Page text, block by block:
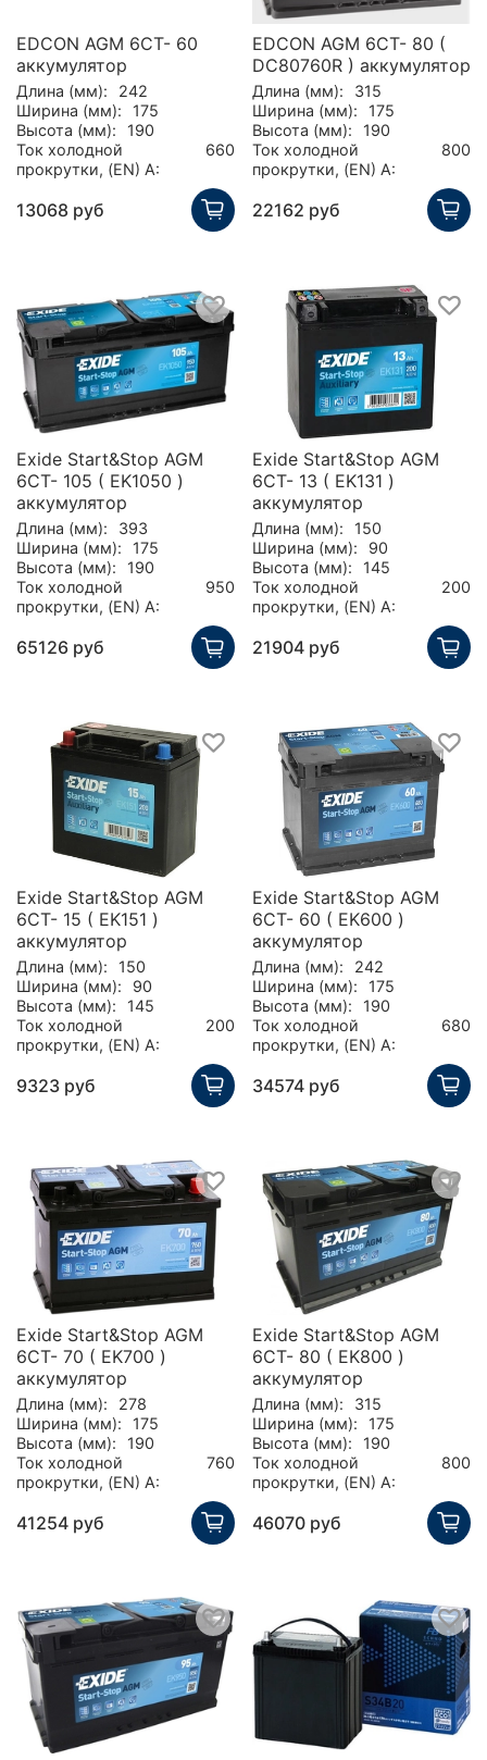
EDCON AGM 6CT- 60
аккумулятор
Длина (мм):
242
Ширина (мм):
175
Высота (мм):
190
Ток холодной
прокрутки, (EN) А:
660
13068 руб
EDCON AGM 6CT- 80 (
DC80760R ) аккумулятор
Длина (мм):
315
Ширина (мм):
175
Высота (мм):
190
Ток холодной
прокрутки, (EN) А:
800
22162 руб
Exide Start&Stop AGM
6СТ- 105 ( EK1050 )
аккумулятор
Длина (мм):
393
Ширина (мм):
175
Высота (мм):
190
Ток холодной
прокрутки, (EN) А:
950
65126 руб
Exide Start&Stop AGM
6СТ- 13 ( EK131 )
аккумулятор
Длина (мм):
150
Ширина (мм):
90
Высота (мм):
145
Ток холодной
прокрутки, (EN) А:
200
21904 руб
Exide Start&Stop AGM
6СТ- 15 ( EK151 )
аккумулятор
Длина (мм):
150
Ширина (мм):
90
Высота (мм):
145
Ток холодной
прокрутки, (EN) А:
200
9323 руб
Exide Start&Stop AGM
6СТ- 60 ( EK600 )
аккумулятор
Длина (мм):
242
Ширина (мм):
175
Высота (мм):
190
Ток холодной
прокрутки, (EN) А:
680
34574 руб
Exide Start&Stop AGM
6СТ- 70 ( EK700 )
аккумулятор
Длина (мм):
278
Ширина (мм):
175
Высота (мм):
190
Ток холодной
прокрутки, (EN) А:
760
41254 руб
Exide Start&Stop AGM
6СТ- 80 ( EK800 )
аккумулятор
Длина (мм):
315
Ширина (мм):
175
Высота (мм):
190
Ток холодной
прокрутки, (EN) А:
800
46070 руб